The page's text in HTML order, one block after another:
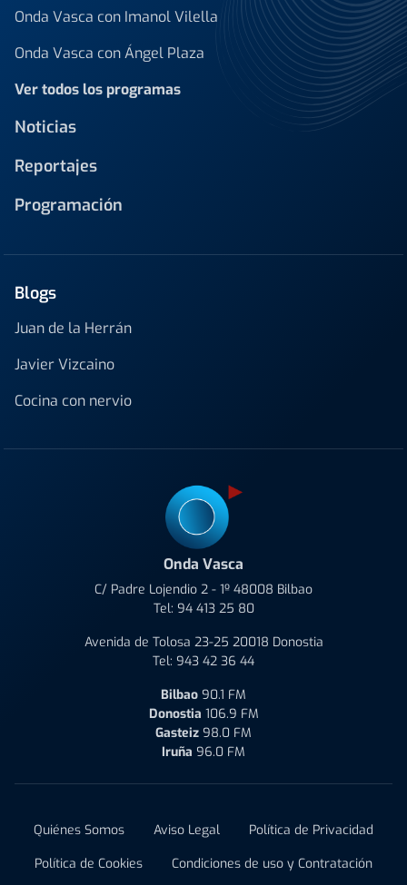
Onda Vasca con Imanol Vilella
Onda Vasca con Ángel Plaza
Ver todos los programas
Noticias
Reportajes
Programación
Blogs
Juan de la Herrán
Javier Vizcaino
Cocina con nervio
Onda Vasca
C/ Padre Lojendio 2 - 1º 48008 Bilbao
Tel: 94 413 25 80
Avenida de Tolosa 23-25 20018 Donostia
Tel: 943 42 36 44
Bilbao 90.1 FM
Donostia 106.9 FM
Gasteiz 98.0 FM
Iruña 96.0 FM
Quiénes Somos Aviso Legal
Política de Privacidad
Política de Cookies
Condiciones de uso y Contratación